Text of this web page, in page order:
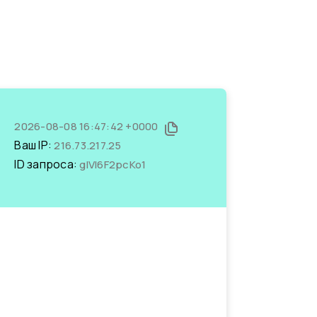
2026-08-08 16:47:42 +0000
Ваш IP:216.73.217.25
ID запроса:glVl6F2pcKo1